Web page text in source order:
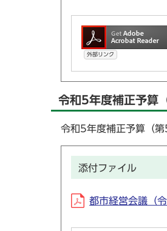
外部リンク
令和5年度補正予算
令和5年度補正予算（第
添付ファイル
都市経営会議（